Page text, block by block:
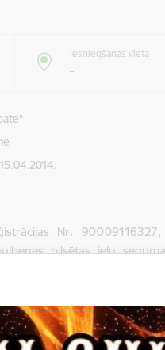
Iesniegšanas vieta
-
15.04.2014.
Nr.
pilsētas ielu